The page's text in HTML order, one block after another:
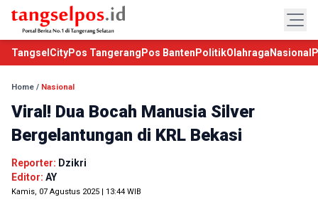
TangselCityPos Tangerang Pos Banten PolitikOlahraga Nasional
Home / Nasional
Viral! Dua Bocah Manusia Silver
Bergelantungan di KRL Bekasi
Reporter: Dzikri
Editor: AY
Kamis, 07 Agustus 2025 | 13:44 WIB